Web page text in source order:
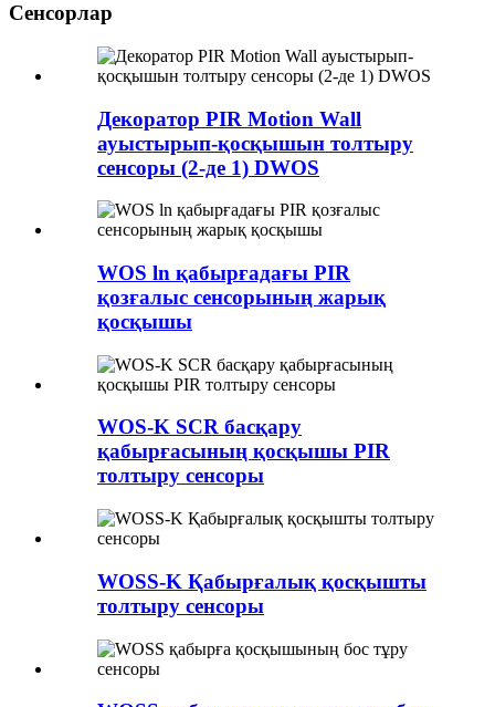
Сенсорлар
Декоратор PIR Motion Wall
ауыстырып-қосқышын толтыру
сенсоры (2-де 1) DWOS
WOS ln қабырғадағы PIR
қозғалыс сенсорының жарық
қосқышы
WOS-K SCR басқару
қабырғасының қосқышы PIR
толтыру сенсоры
WOSS-K Қабырғалық қосқышты
толтыру сенсоры